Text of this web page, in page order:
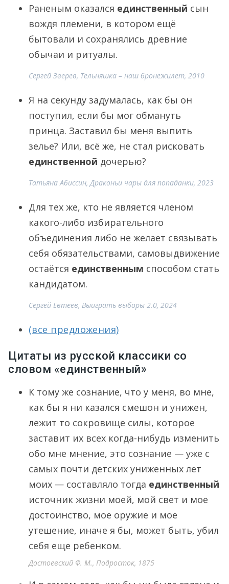
Раненым оказался единственный сын
вождя племени, в котором ещё
бытовали и сохранялись древние
обычаи и ритуалы.
Сергей Зверев, Тельняшка – наш бронежилет, 2010
Я на секунду задумалась, как бы он
поступил, если бы мог обмануть
принца. Заставил бы меня выпить
зелье? Или, всё же, не стал рисковать
единственной дочерью?
Татьяна Абиссин, Драконьи чары для попаданки, 2023
Для тех же, кто не является членом
какого-либо избирательного
объединения либо не желает связывать
себя обязательствами, самовыдвижение
остаётся единственным способом стать
кандидатом.
Сергей Евтеев, Выиграть выборы 2.0, 2024
(все предложения)
Цитаты из русской классики со
словом «единственный»
К тому же сознание, что у меня, во мне,
как бы я ни казался смешон и унижен,
лежит то сокровище силы, которое
заставит их всех когда-нибудь изменить
обо мне мнение, это сознание — уже с
самых почти детских униженных лет
моих — составляло тогда единственный
источник жизни моей, мой свет и мое
достоинство, мое оружие и мое
утешение, иначе я бы, может быть, убил
себя еще ребенком.
Достоевский Ф. М., Подросток, 1875